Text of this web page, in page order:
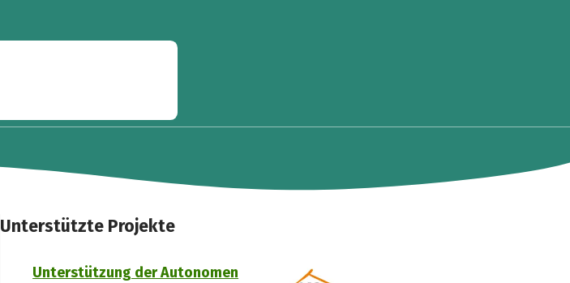
Unterstützte Projekte
Unterstützung der Autonomen